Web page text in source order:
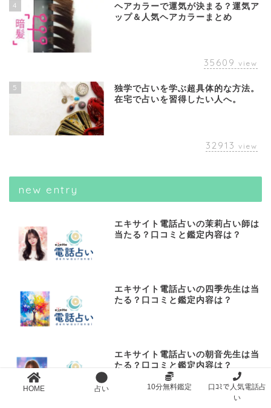
4
ヘアカラーで運気が決まる？運気ア
ップ＆人気ヘアカラーまとめ
35609 view
5
独学で占いを学ぶ超具体的な方法。
在宅で占いを習得したい人へ。
32913 view
new entry
エキサイト電話占いの茉莉占い師は
当たる？口コミと鑑定内容は？
エキサイト電話占いの四季先生は当
たる？口コミと鑑定内容は？
エキサイト電話占いの朝音先生は当
たる？口コミと鑑定内容は？
HOME 占い 10分無料鑑定
口ｺﾐで人気電話占
い